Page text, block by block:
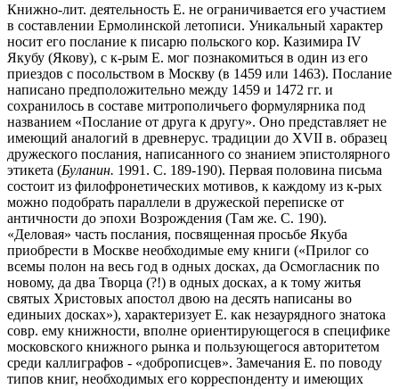
Книжно-лит. деятельность Е. не ограничивается его участием
в составлении Ермолинской летописи. Уникальный характер
носит его послание к писарю польского кор. Казимира IV
Якубу (Якову), c к-рым Е. мог познакомиться в один из его
приездов с посольством в Москву (в 1459 или 1463). Послание
написано предположительно между 1459 и 1472 гг. и
сохранилось в составе митрополичьего формулярника под
названием «Послание от друга к другу». Оно представляет не
имеющий аналогий в древнерус. традиции до XVII в. образец
дружеского послания, написанного со знанием эпистолярного
этикета (Буланин. 1991. С. 189-190). Первая половина письма
состоит из филофронетических мотивов, к каждому из к-рых
можно подобрать параллели в дружеской переписке от
античности до эпохи Возрождения (Там же. С. 190).
«Деловая» часть послания, посвященная просьбе Якуба
приобрести в Москве необходимые ему книги («Прилог со
всемы полон на весь год в одных досках, да Осмогласник по
новому, да два Творца (?!) в одных досках, а к тому житья
святых Христовых апостол двою на десять написаны во
единыих досках»), характеризует Е. как незаурядного знатока
совр. ему книжности, вполне ориентирующегося в специфике
московского книжного рынка и пользующегося авторитетом
среди каллиграфов - «доброписцев». Замечания Е. по поводу
типов книг, необходимых его корреспонденту и имеющих